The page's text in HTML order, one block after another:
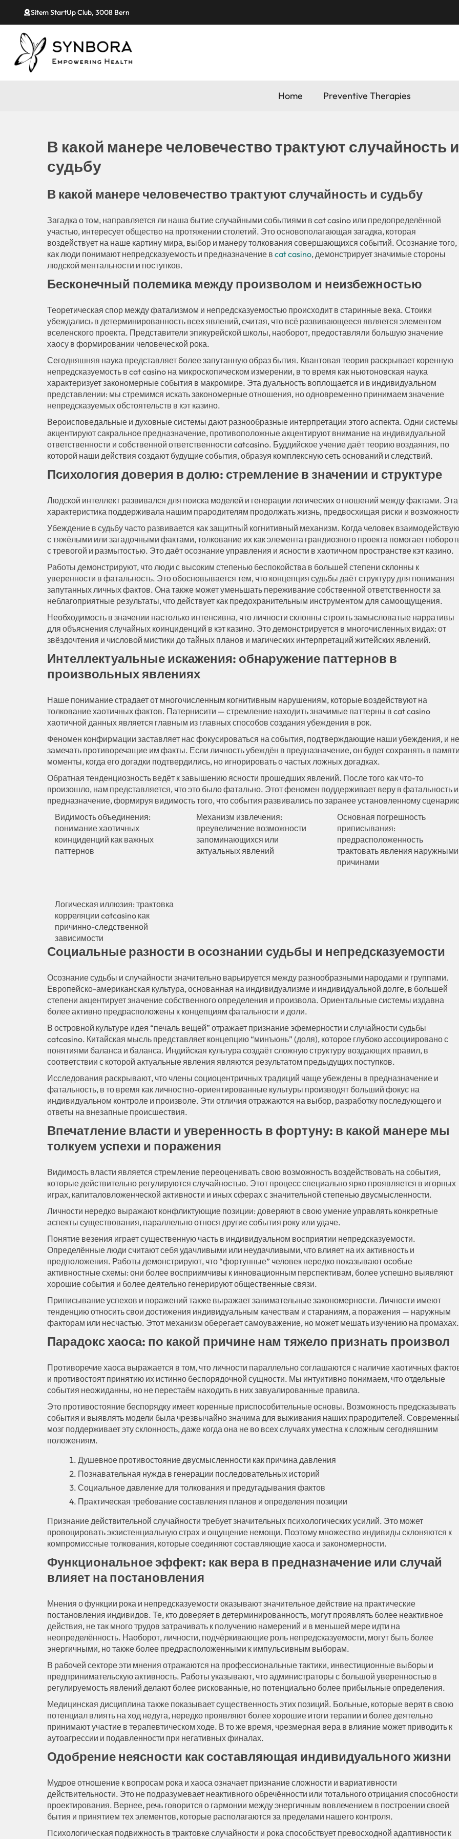
Sitem StartUp Club, 3008 Bern
Home Preventive Therapies
В какой манере человечество трактуют случайность и
судьбу
В какой манере человечество трактуют случайность и судьбу
Загадка о том, направляется ли наша бытие случайными событиями в cat casino или предопределённой
участью, интересует общество на протяжении столетий. Это основополагающая загадка, которая
воздействует на наше картину мира, выбор и манеру толкования совершающихся событий. Осознание того,
как люди понимают непредсказуемость и предназначение в cat casino, демонстрирует значимые стороны
людской ментальности и поступков.
Бесконечный полемика между произволом и неизбежностью
Теоретическая спор между фатализмом и непредсказуемостью происходит в старинные века. Стоики
убеждались в детерминированность всех явлений, считая, что всё развивающееся является элементом
вселенского проекта. Представители эпикурейской школы, наоборот, предоставляли большую значение
хаосу в формировании человеческой рока.
Сегодняшняя наука представляет более запутанную образ бытия. Квантовая теория раскрывает коренную
непредсказуемость в cat casino на микроскопическом измерении, в то время как ньютоновская наука
характеризует закономерные события в макромире. Эта дуальность воплощается и в индивидуальном
представлении: мы стремимся искать закономерные отношения, но одновременно принимаем значение
непредсказуемых обстоятельств в кэт казино.
Вероисповедальные и духовные системы дают разнообразные интерпретации этого аспекта. Одни системы
акцентируют сакральное предназначение, противоположные акцентируют внимание на индивидуальной
ответственности и собственной ответственности catcasino. Буддийское учение даёт теорию воздаяния, по
которой наши действия создают будущие события, образуя комплексную сеть оснований и следствий.
Психология доверия в долю: стремление в значении и структуре
Людской интеллект развивался для поиска моделей и генерации логических отношений между фактами. Эта
характеристика поддерживала нашим прародителям продолжать жизнь, предвосхищая риски и
Убеждение в судьбу часто развивается как защитный когнитивный механизм. Когда человек
с тяжёлыми или загадочными фактами, толкование их как элемента грандиозного проекта помогает
с тревогой и размытостью. Это даёт осознание управления и ясности в хаотичном пространстве кэт казино.
Работы демонстрируют, что люди с высоким степенью беспокойства в большей степени склонны к
уверенности в фатальность. Это обосновывается тем, что концепция судьбы даёт структуру для понимания
запутанных личных фактов. Она также может уменьшать переживание собственной ответственности за
неблагоприятные результаты, что действует как предохранительным инструментом для самоощущения.
Необходимость в значении настолько интенсивна, что личности склонны строить замысловатые нарративы
для объяснения случайных коинциденций в кэт казино. Это демонстрируется в многочисленных видах: от
звёздочтения и числовой мистики до тайных планов и магических интерпретаций житейских явлений.
Интеллектуальные искажения: обнаружение паттернов в
произвольных явлениях
Наше понимание страдает от многочисленным когнитивным нарушениям, которые воздействуют на
толкование хаотичных фактов. Патернисити — стремление находить значимые паттерны в cat casino
хаотичной данных является главным из главных способов создания убеждения в рок.
Феномен конфирмации заставляет нас фокусироваться на события, подтверждающие наши убеждения, и не
замечать противоречащие им факты. Если личность убеждён в предназначение, он будет сохранять в
моменты, когда его догадки подтвердились, но игнорировать о частых ложных догадках.
Обратная тенденциозность ведёт к завышению ясности прошедших явлений. После того как что-то
произошло, нам представляется, что это было фатально. Этот феномен поддерживает веру в фатальность и
предназначение, формируя видимость того, что события развивались по заранее установленному
Видимость объединения:
понимание хаотичных
коинциденций как важных
паттернов
Механизм извлечения:
преувеличение возможности
запоминающихся или
актуальных явлений
Основная погрешность
приписывания:
предрасположенность
трактовать явления наружными
причинами
Логическая иллюзия: трактовка
корреляции catcasino как
причинно-следственной
зависимости
Социальные разности в осознании судьбы и непредсказуемости
Осознание судьбы и случайности значительно варьируется между разнообразными народами и группами.
Европейско-американская культура, основанная на индивидуализме и индивидуальной долге, в большей
степени акцентирует значение собственного определения и произвола. Ориентальные системы издавна
более активно предрасположены к концепциям фатальности и доли.
В островной культуре идея “печаль вещей” отражает признание эфемерности и случайности судьбы
catcasino. Китайская мысль представляет концепцию “минъюнь” (доля), которое глубоко ассоциировано с
понятиями баланса и баланса. Индийская культура создаёт сложную структуру воздающих правил, в
соответствии с которой актуальные явления являются результатом предыдущих поступков.
Исследования раскрывают, что члены социоцентричных традиций чаще убеждены в предназначение и
фатальность, в то время как личностно-ориентированные культуры производят больший фокус на
индивидуальном контроле и произволе. Эти отличия отражаются на выбор, разработку последующего и
ответы на внезапные происшествия.
Впечатление власти и уверенность в фортуну: в какой манере мы
толкуем успехи и поражения
Видимость власти является стремление переоценивать свою возможность воздействовать на события,
которые действительно регулируются случайностью. Этот процесс специально ярко проявляется в игорных
играх, капиталовложенческой активности и иных сферах с значительной степенью двусмысленности.
Личности нередко выражают конфликтующие позиции: доверяют в свою умение управлять конкретные
аспекты существования, параллельно относя другие события року или удаче.
Понятие везения играет существенную часть в индивидуальном восприятии непредсказуемости.
Определённые люди считают себя удачливыми или неудачливыми, что влияет на их активность и
предположения. Работы демонстрируют, что “фортунные” человек нередко показывают особые
активностные схемы: они более восприимчивы к инновационным перспективам, более успешно выявляют
хорошие события и более деятельно генерируют общественные связи.
Приписывание успехов и поражений также выражает занимательные закономерности. Личности имеют
тенденцию относить свои достижения индивидуальным качествам и стараниям, а поражения — наружным
факторам или несчастью. Этот механизм оберегает самоуважение, но может мешать изучению на промахах.
Парадокс хаоса: по какой причине нам тяжело признать произвол
Противоречие хаоса выражается в том, что личности параллельно соглашаются с наличие хаотичных
и противостоят принятию их истинно беспорядочной сущности. Мы интуитивно понимаем, что отдельные
события неожиданны, но не перестаём находить в них завуалированные правила.
Это противостояние беспорядку имеет коренные приспособительные основы. Возможность предсказывать
события и выявлять модели была чрезвычайно значима для выживания наших прародителей.
мозг поддерживает эту склонность, даже когда она не во всех случаях уместна к сложным сегодняшним
положениям.
Душевное противостояние двусмысленности как причина давления
Познавательная нужда в генерации последовательных историй
Социальное давление для толкования и предугадывания фактов
Практическая требование составления планов и определения позиции
Признание действительной случайности требует значительных психологических усилий. Это может
провоцировать экзистенциальную страх и ощущение немощи. Поэтому множество индивиды склоняются к
компромиссные толкования, которые соединяют составляющие хаоса и закономерности.
Функциональное эффект: как вера в предназначение или случай
влияет на постановления
Мнения о функции рока и непредсказуемости оказывают значительное действие на практические
постановления индивидов. Те, кто доверяет в детерминированность, могут проявлять более неактивное
действия, не так много трудов затрачивать к получению намерений и в меньшей мере идти на
неопределённость. Наоборот, личности, подчёркивающие роль непредсказуемости, могут быть более
энергичными, но также более предрасположенными к импульсивным выборам.
В рабочей секторе эти мнения отражаются на профессиональные тактики, инвестиционные выборы и
предпринимательскую активность. Работы указывают, что администраторы с большой уверенностью в
регулируемость явлений делают более рискованные, но потенциально более прибыльные определения.
Медицинская дисциплина также показывает существенность этих позиций. Больные, которые верят в свою
потенциал влиять на ход недуга, нередко проявляют более хорошие итоги терапии и более деятельно
принимают участие в терапевтическом ходе. В то же время, чрезмерная вера в влияние может приводить к
аутоагрессии и подавленности при негативных финалах.
Одобрение неясности как составляющая индивидуального жизни
Мудрое отношение к вопросам рока и хаоса означает признание сложности и вариативности
действительности. Это не подразумевает неактивного обречённости или тотального отрицания способности
проектирования. Вернее, речь говорится о гармонии между энергичным вовлечением в построении своей
бытия и принятием тех элементов, которые располагаются за пределами нашего контроля.
Психологическая подвижность в трактовке случайности и рока способствует превосходной адаптивности к